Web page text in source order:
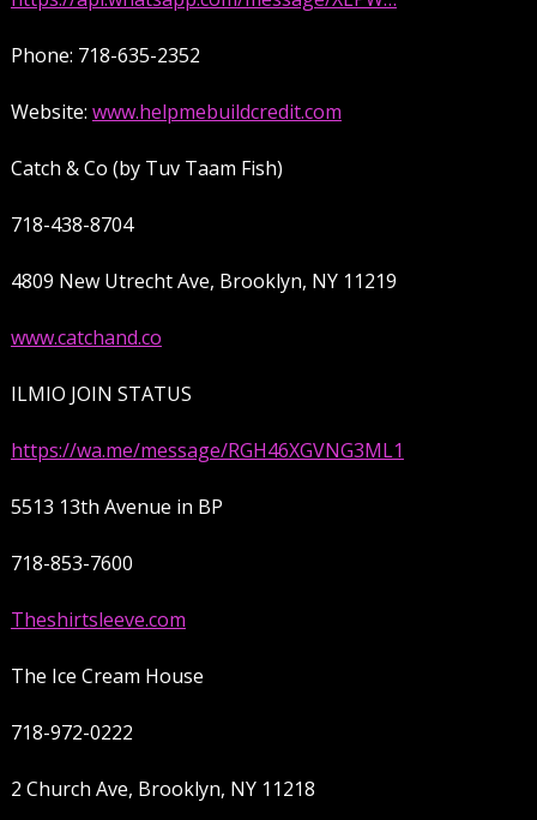
Phone: 718-635-2352
Website: www.helpmebuildcredit.com
Catch & Co (by Tuv Taam Fish)
718-438-8704
4809 New Utrecht Ave, Brooklyn, NY 11219
www.catchand.co
ILMIO JOIN STATUS
https://wa.me/message/RGH46XGVNG3ML1
5513 13th Avenue in BP
718-853-7600
Theshirtsleeve.com
The Ice Cream House
718-972-0222
2 Church Ave, Brooklyn, NY 11218